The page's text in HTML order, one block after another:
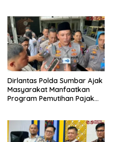
Dirlantas Polda Sumbar Ajak
Masyarakat Manfaatkan
Program Pemutihan Pajak